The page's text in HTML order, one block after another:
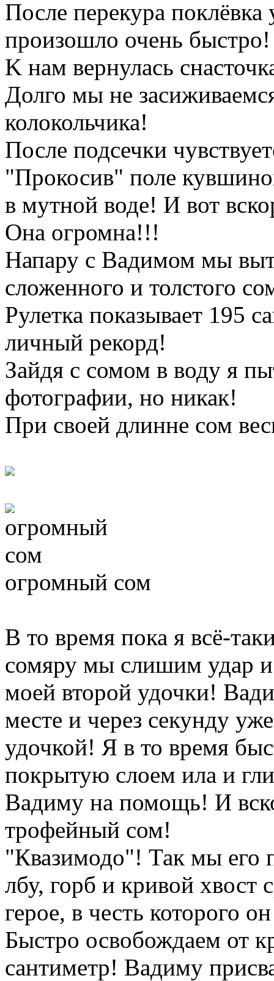
После перекура
произошло очень быстро!
K нам вернулась
Долго мы не
колокольчика!
После подсечки
"Прокосив" поле
в мутной воде! И вот
Она огромна!!!
Напару с Вадимом мы
сложенного и толстого
Рулетка показывает 195
личный рекорд!
Зайдя с сомом в воду я
фотографии, но никак!
При своей длинне сом
огромный сом
В то время пока я всё-
сомяру мы слишим удар и
моей второй удочки!
месте и через секунду
удочкой! Я в то время
покрытую слоем ила и
Вадиму на помощь! И
трофейный сом!
"Квазимодо"! Так мы его
лбу, горб и кривой хвост
герое, в честь которого
Быстро освобождаем от
сантиметр! Вадиму